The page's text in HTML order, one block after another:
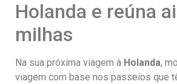
Holanda e reúna
milhas
Na sua próxima viagem à Holanda,
viagem com base nos passeios que